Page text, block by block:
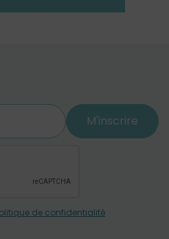
M'inscrire
de confidentialité